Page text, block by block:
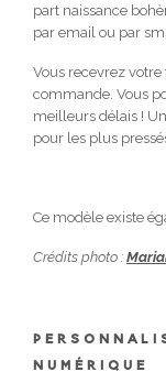
part naissance
par email ou par
Vous recevrez
commande. Vous
meilleurs délais !
pour les plus
Ce modèle existe
Crédits photo :
NUMÉRIQUE